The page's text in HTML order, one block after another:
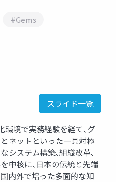
#Gems
スライド一覧
環境で実務経験を経て､グ
ネットといった一見対極
システム構築､組織改革､
中核に､日本の伝統と先端
内外で培った多面的な知